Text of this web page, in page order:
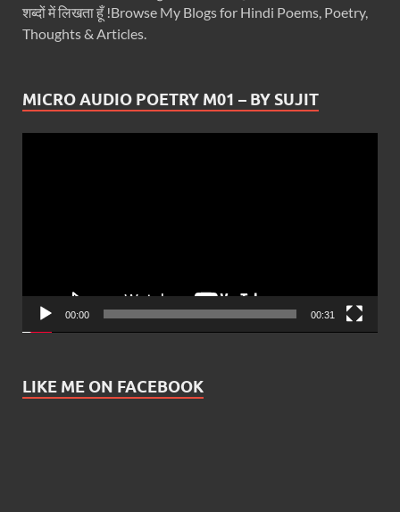
शब्दों में लिखता हूँ !Browse My Blogs for Hindi Poems, Poetry,
Thoughts & Articles.
MICRO AUDIO POETRY M01 – BY SUJIT
00:00 00:31
LIKE ME ON FACEBOOK